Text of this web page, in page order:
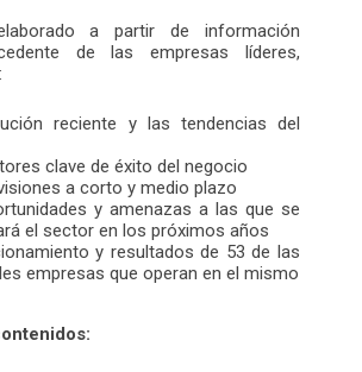
a partir de información
de las empresas líderes,
reciente y las tendencias del
clave de éxito del negocio
a corto y medio plazo
y amenazas a las que se
el sector en los próximos años
y resultados de 53 de las
empresas que operan en el mismo